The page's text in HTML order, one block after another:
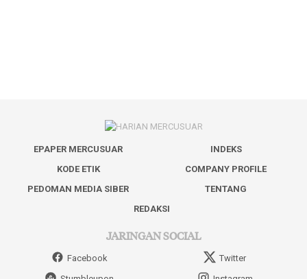
EPAPER MERCUSUAR
INDEKS
KODE ETIK
COMPANY PROFILE
PEDOMAN MEDIA SIBER
TENTANG
REDAKSI
JARINGAN SOCIAL
Facebook
Twitter